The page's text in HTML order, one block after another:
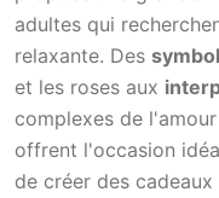
adultes qui
relaxante. Des
et les roses aux
complexes de
offrent l'occasion
de créer des